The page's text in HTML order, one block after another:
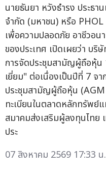
นายธันยา หวังธำรง ประธ
จำกัด (มหาชน) หรือ PHOL
เพื่อความปลอดภัย อาชีวอ
ของประเทศ เปิดเผยว่า บ
การจัดประชุมสามัญผู้ถือหุ้น
เยี่ยม" ต่อเนื่องเป็นปีที่ 7 จ
ประชุมสามัญผู้ถือหุ้น
ทะเบียนในตลาดหลักทรัพย์
สมาคมส่งเสริมผู้ลงทุนไทย
ประ
07 สิงหาคม 2569 17:33 น.